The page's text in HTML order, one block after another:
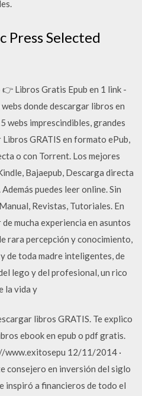
Press Selected
Libros Gratis Epub en 1 link -
donde descargar libros en
webs imprescindibles, grandes
GRATIS en formato ePub,
o con Torrent. Los mejores
Bajaepub, Descarga directa
puedes leer online. Sin
Revistas, Tutoriales. En
mucha experiencia en asuntos
rara percepción y conocimiento,
de toda madre inteligentes, de
lego y del profesional, un rico
la vida y
libros GRATIS. Te explico
ebook en epub o pdf gratis.
www.exitosepu 12/11/2014 ·
consejero en inversión del siglo
inspiró a financieros de todo el